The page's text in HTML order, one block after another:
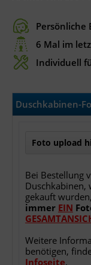
Persönliche
6 Mal im
Individuell
Duschkabinen-
Foto upload
Bei Bestellung
Duschkabinen,
gekauft
immer EIN
Weitere
benötigen,
Infoseite.